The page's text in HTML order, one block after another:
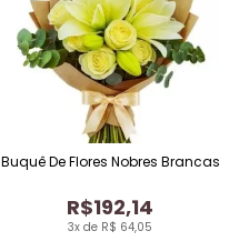
3x de R$ 64,05
R$192,14
Buquê De Flores Nobres Brancas